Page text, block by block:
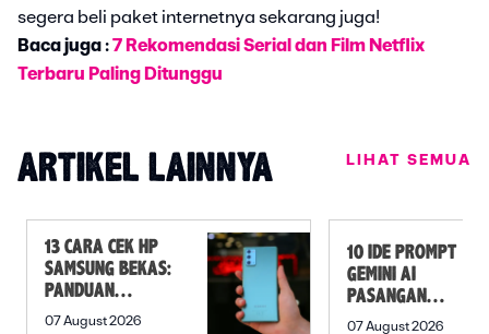
segera beli paket internetnya sekarang juga!
Baca juga :7 Rekomendasi Serial dan Film Netflix
Terbaru Paling Ditunggu
ARTIKEL LAINNYA LIHAT SEMUA
13 CARA CEK HP
SAMSUNG BEKAS:
PANDUAN
SEBELUM
07 August 2026
10 IDE PROMPT
GEMINI AI
PASANGAN
PREWEDDING
07 August 2026